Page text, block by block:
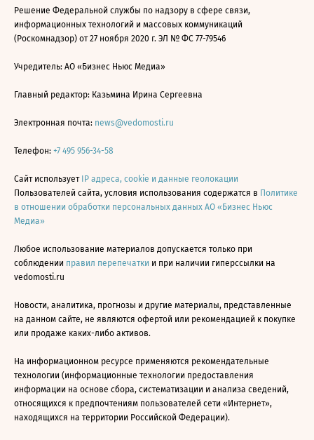
Решение Федеральной службы по надзору в сфере связи,
информационных технологий и массовых коммуникаций
(Роскомнадзор) от 27 ноября 2020 г. ЭЛ № ФС 77-79546
Учредитель: АО «Бизнес Ньюс Медиа»
Главный редактор: Казьмина Ирина Сергеевна
Электронная почта: news@vedomosti.ru
Телефон: +7 495 956-34-58
Сайт использует IP адреса, cookie и данные геолокации
Пользователей сайта, условия использования содержатся в Политике
в отношении обработки персональных данных АО «Бизнес Ньюс
Медиа»
Любое использование материалов допускается только при
соблюдении правил перепечатки и при наличии гиперссылки на
vedomosti.ru
Новости, аналитика, прогнозы и другие материалы, представленные
на данном сайте, не являются офертой или рекомендацией к покупке
или продаже каких-либо активов.
На информационном ресурсе применяются рекомендательные
технологии (информационные технологии предоставления
информации на основе сбора, систематизации и анализа сведений,
относящихся к предпочтениям пользователей сети «Интернет»,
находящихся на территории Российской Федерации).